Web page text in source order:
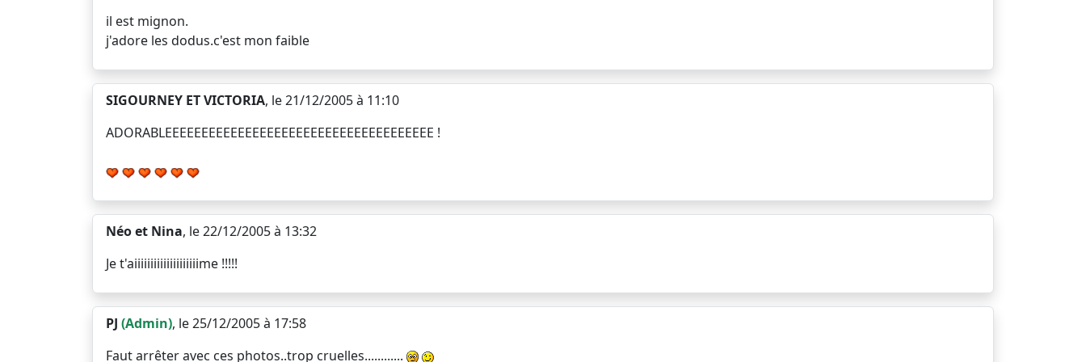
il est mignon.
j'adore les dodus.c'est mon faible
SIGOURNEY ET VICTORIA, le 21/12/2005 à 11:10
ADORABLEEEEEEEEEEEEEEEEEEEEEEEEEEEEEEEEEEEEE !
Néo et Nina, le 22/12/2005 à 13:32
Je t'aiiiiiiiiiiiiiiiiiiiime !!!!!
PJ (Admin), le 25/12/2005 à 17:58
Faut arrêter avec ces photos..trop cruelles............